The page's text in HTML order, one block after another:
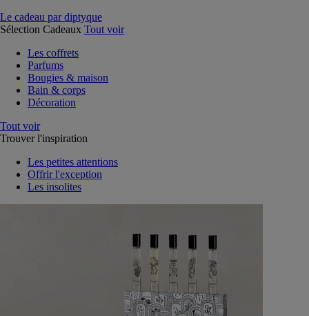
Le cadeau par diptyque
Sélection Cadeaux Tout voir
Les coffrets
Parfums
Bougies & maison
Bain & corps
Décoration
Tout voir
Trouver l'inspiration
Les petites attentions
Offrir l'exception
Les insolites